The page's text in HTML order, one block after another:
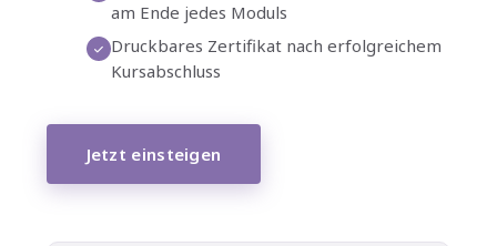
am Ende jedes Moduls
Druckbares Zertifikat nach erfolgreichem
Kursabschluss
Jetzt einsteigen